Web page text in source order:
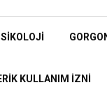
KULLANIM İZNI